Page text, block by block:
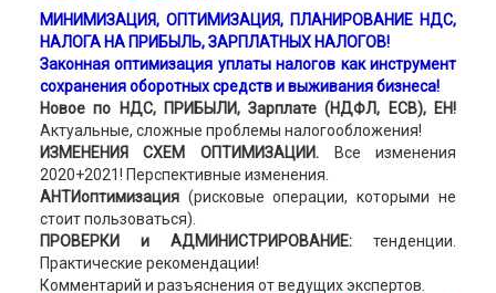
МИНИМИЗАЦИЯ, ОПТИМИЗАЦИЯ, ПЛАНИРОВАНИЕ НДС,
НАЛОГА НА ПРИБЫЛЬ, ЗАРПЛАТНЫХ НАЛОГОВ!
Законная оптимизация уплаты налогов как инструмент
сохранения оборотных средств и выживания бизнеса!
Новое по НДС, ПРИБЫЛИ, Зарплате (НДФЛ, ЕСВ), ЕН!
Актуальные, сложные проблемы налогообложения!
ИЗМЕНЕНИЯ СХЕМ ОПТИМИЗАЦИИ.Все изменения
2020+2021! Перспективные изменения.
АНТИоптимизация (рисковые операции, которыми не
стоит пользоваться).
ПРОВЕРКИ и АДМИНИСТРИРОВАНИЕ: тенденции.
Практические рекомендации!
Комментарий и разъяснения от ведущих экспертов.